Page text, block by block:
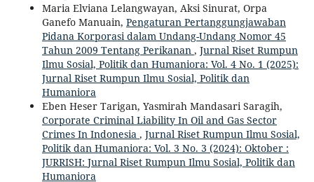
Maria Elviana Lelangwayan, Aksi Sinurat, Orpa
Ganefo Manuain, Pengaturan Pertanggungjawaban
Pidana Korporasi dalam Undang-Undang Nomor 45
Tahun 2009 Tentang Perikanan , Jurnal Riset Rumpun
Ilmu Sosial, Politik dan Humaniora: Vol. 4 No. 1 (2025):
Jurnal Riset Rumpun Ilmu Sosial, Politik dan
Humaniora
Eben Heser Tarigan, Yasmirah Mandasari Saragih,
Corporate Criminal Liability In Oil and Gas Sector
Crimes In Indonesia , Jurnal Riset Rumpun Ilmu Sosial,
Politik dan Humaniora: Vol. 3 No. 3 (2024): Oktober :
JURRISH: Jurnal Riset Rumpun Ilmu Sosial, Politik dan
Humaniora